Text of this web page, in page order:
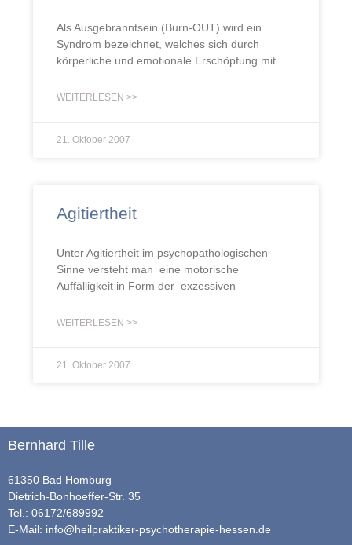
Als Ausgebranntsein (Burn-OUT) wird ein
Syndrom bezeichnet, welches sich durch
körperliche und emotionale Erschöpfung mit
WEITERLESEN >>
21. Oktober 2007
Agitiertheit
Unter Agitiertheit im psychopathologischen
Sinne versteht man eine motorische
Auffälligkeit in Form der exzessiven
WEITERLESEN >>
21. Oktober 2007
Bernhard Tille
61350 Bad Homburg
Dietrich-Bonhoeffer-Str. 35
Tel.: 06172/689992
E-Mail: info@heilpraktiker-psychotherapie-hessen.de